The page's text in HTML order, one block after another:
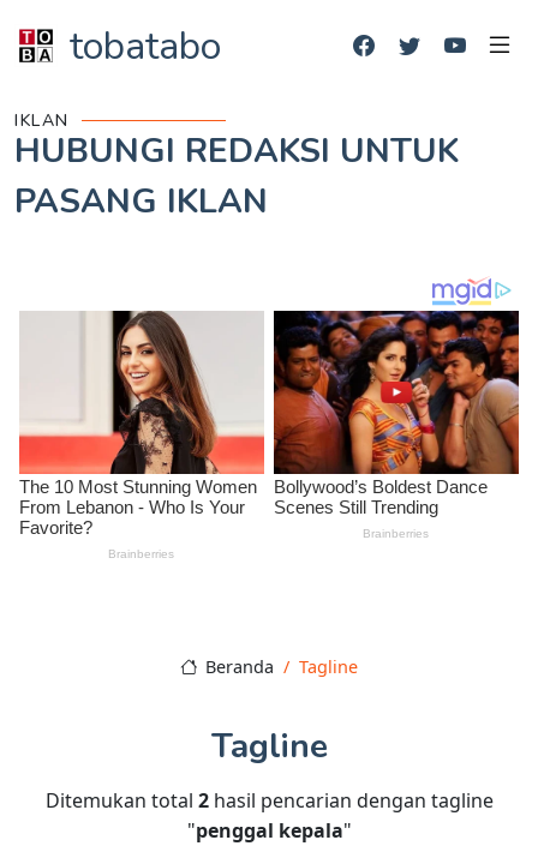
tobatabo
IKLAN
HUBUNGI REDAKSI UNTUK
PASANG IKLAN
Beranda Tagline
Tagline
Ditemukan total 2hasil pencarian dengan tagline
"penggal kepala"